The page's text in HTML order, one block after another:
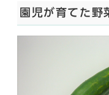
園児が育てた野